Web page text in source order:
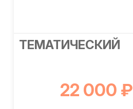
ТЕМАТИЧЕСКИЙ
22 000 ₽